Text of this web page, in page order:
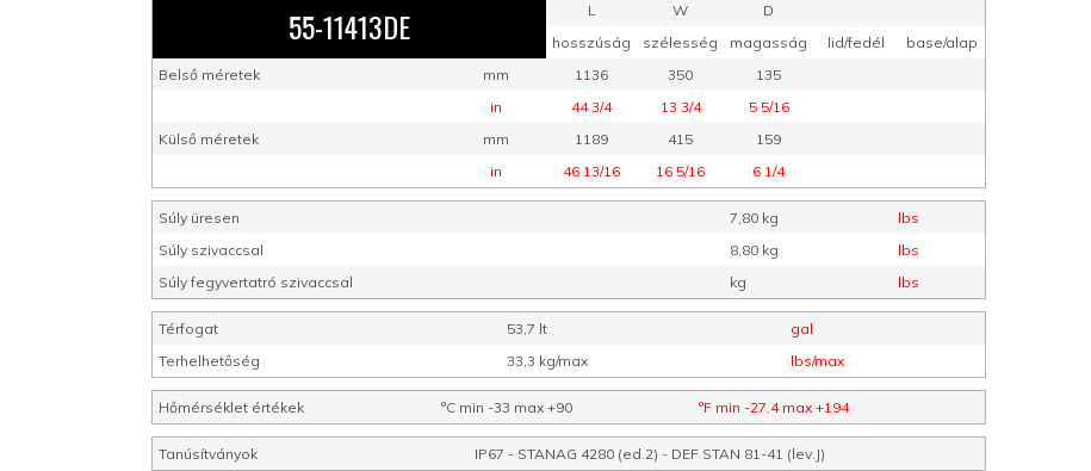
55-11413DE L W
D
hosszúság
szélesség magasság lid/fedél
base/alap
Belső méretek
mm 1136 350
135
in
44 3/4 13 3/4
5 5/16
Külső méretek
mm 1189 415
159
in
46 13/16 16 5/16 6 1/4
Súly üresen 7,80 kg
lbs
Súly szivaccsal
8,80 kg
lbs
Súly fegyvertatró szivaccsal
kg lbs
Térfogat 53,7 lt
gal
Terhelhetőség
33,3 kg/max lbs/max
Hőmérséklet értékek °C min -33 max +90 °F min -27.4 max +194
Tanúsítványok IP67 - STANAG 4280 (ed.2) - DEF STAN 81-41 (lev.J)